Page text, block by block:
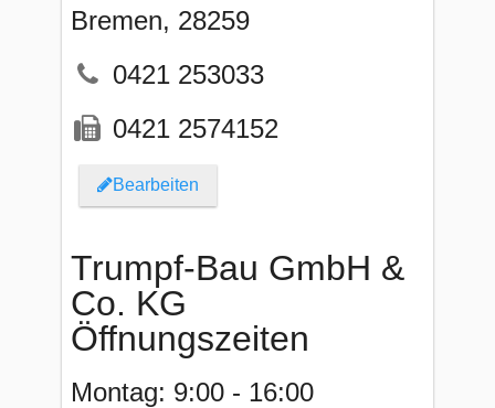
Bremen, 28259
0421 253033
0421 2574152
Bearbeiten
Trumpf-Bau GmbH &
Co. KG
Öffnungszeiten
Montag: 9:00 - 16:00